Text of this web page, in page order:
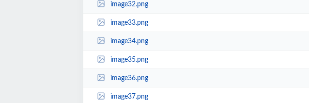
image32.png
image33.png
image34.png
image35.png
image36.png
image37.png